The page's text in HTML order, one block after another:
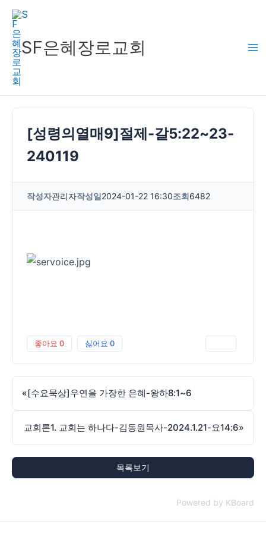
너
SF은혜장로교회
[성령의열매9]절제-갈5:22~23-
240119
작성자관리자작성일2024-01-22 16:30조회6482
좋아요 0 싫어요 0
«[수요묵상]우연을 가장한 은혜-왕하8:1~6
교회론1. 교회는 하나다-김동원목사-2024.1.21-요14:6»
목록보기
Powered by KBoard